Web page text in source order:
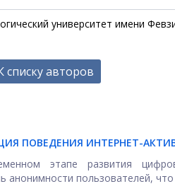
университет имени
списку авторов
ПОВЕДЕНИЯ ИНТЕРНЕТ-
этапе развития
анонимности пользователей,